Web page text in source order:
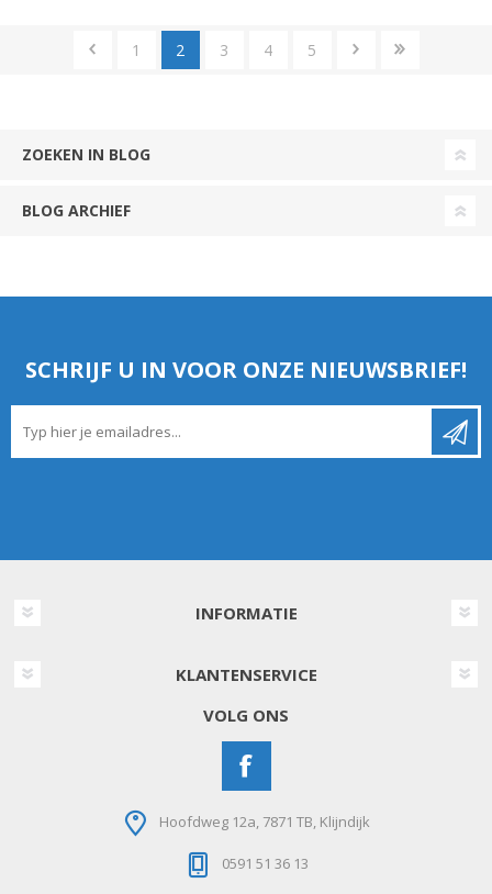
1 2 3 4 5
ZOEKEN IN BLOG
BLOG ARCHIEF
SCHRIJF U IN VOOR ONZE NIEUWSBRIEF!
INFORMATIE
KLANTENSERVICE
VOLG ONS
Hoofdweg 12a, 7871 TB, Klijndijk
0591 51 36 13